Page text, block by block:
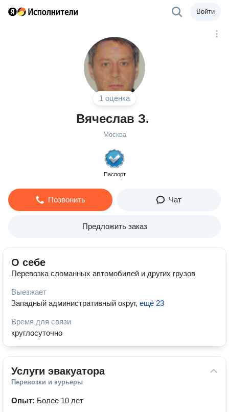
Войти
1 оценка
Вячеслав З.
Москва
Паспорт
Позвонить Чат
Предложить заказ
О себе
Перевозка сломанных автомобилей и других грузов
Выезжает
Западный административный округ, ещё 23
Время для связи
круглосуточно
Услуги эвакуатора
Перевозки и курьеры
Опыт: Более 10 лет